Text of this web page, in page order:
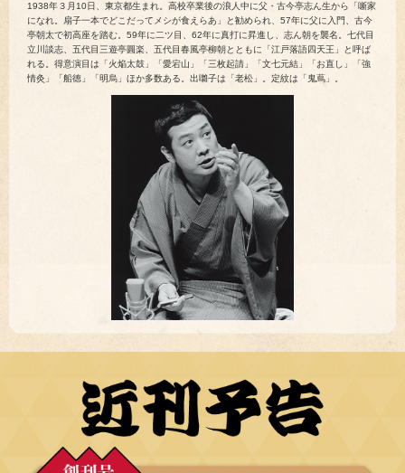
1938年３月10日、東京都生まれ。高校卒業後の浪人中に父・古今亭志ん生から「噺家
になれ。扇子一本でどこだってメシが食えらあ」と勧められ、57年に父に入門、古今
亭朝太で初高座を踏む。59年に二ツ目、62年に真打に昇進し、志ん朝を襲名。七代目
立川談志、五代目三遊亭圓楽、五代目春風亭柳朝とともに「江戸落語四天王」と呼ば
れる。得意演目は「火焔太鼓」「愛宕山」「三枚起請」「文七元結」「お直し」「強
情灸」「船徳」「明烏」ほか多数ある。出囃子は「老松」。定紋は「鬼蔦」。